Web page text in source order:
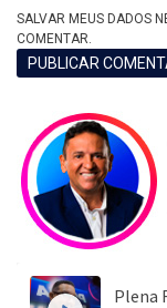
SALVAR MEUS DADOS
COMENTAR.